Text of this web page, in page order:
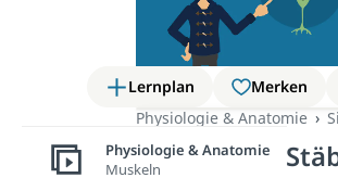
Lernplan Merken
Physiologie & Anatomie
Zapfen und
Physiologie & Anatomie
Muskeln